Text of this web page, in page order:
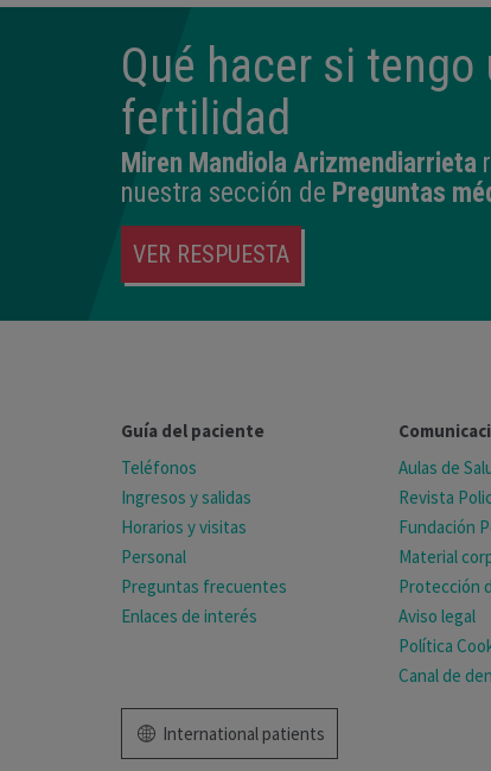
Qué hacer si
fertilidad
Miren Mandiola Arizmendiarrieta
nuestra sección de Preguntas
VER RESPUESTA
Guía del paciente
Teléfonos
Ingresos y salidas
Horarios y visitas
Personal
Preguntas frecuentes
Enlaces de interés
Aulas de
Revista
Fundación
Material
Protección
Aviso legal
Política
Canal de
International patients